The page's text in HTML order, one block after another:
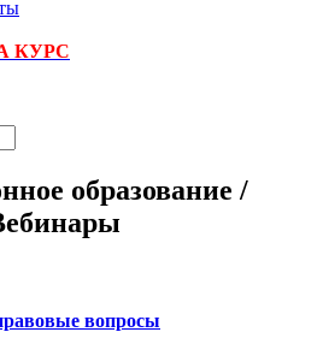
КУРС
образование /
вопросы